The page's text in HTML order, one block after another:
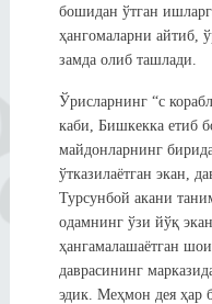
бошидан ўтган
ҳангомаларни айтиб,
замда олиб ташлади.
Ўрисларнинг “с
каби, Бишкекка етиб
майдонларнинг
ўтказилаётган экан,
Турсунбой акани
одамнинг ўзи йўқ
ҳангамалашаётган
даврасининг
эдик. Меҳмон дея ҳар